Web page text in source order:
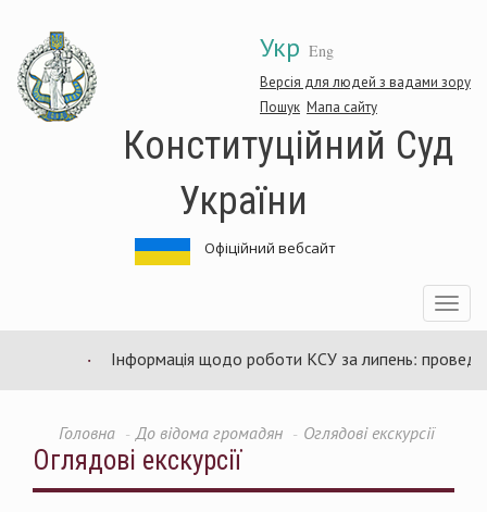
основного
матеріалу
Укр Eng
Версія для людей з вадами зору
Пошук Мапа сайту
Конституційний Суд
України
Офіційний вебсайт
Toggle
Інформація щодо роботи КСУ за липень:
Головна До відома громадян Оглядові екскурсії
Оглядові екскурсії